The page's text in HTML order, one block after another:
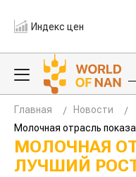
Индекс цен
Главная
Новости
Молочная отрасль
МОЛОЧНАЯ
ЛУЧШИЙ